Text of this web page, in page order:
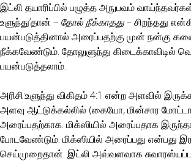
இட்லி தயாரிப்பில் பழுத்த அநுபவம் வாய்ந்தவர்கள்
உளுந்து’தான் – தோல் நீக்காதது– சிறந்தது
பயன்படுத்தினால் அரைப்பதற்கு முன் நன்கு
நீக்கவேண்டும். தோலுளுந்து கிடைக்காவிடில்
பயன்படுத்தலாம்.
அரிசி:உளுந்து விகிதம் 4:1 என்ற அளவில்
அளவு ஆட்டுக்கல்லில் (கையோ, மின்சார
அரைப்பதற்காக. மிக்ஸியில் அரைப்பதாக
போடவேண்டும். மிக்ஸியில் அரைப்பது என்பது
செய்முறைதான். இட்லி அவ்வளவாக